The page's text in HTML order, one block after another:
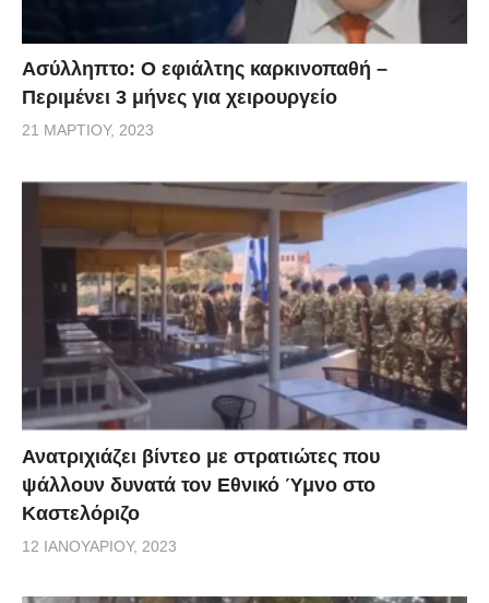
Ασύλληπτο: Ο εφιάλτης καρκινοπαθή –
Περιμένει 3 μήνες για χειρουργείο
21 ΜΑΡΤΊΟΥ, 2023
Ανατριχιάζει βίντεο με στρατιώτες που
ψάλλουν δυνατά τον Εθνικό Ύμνο στο
Καστελόριζο
12 ΙΑΝΟΥΑΡΊΟΥ, 2023